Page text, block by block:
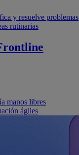
y resuelve problemas
rutinarias
manos libres
ágiles